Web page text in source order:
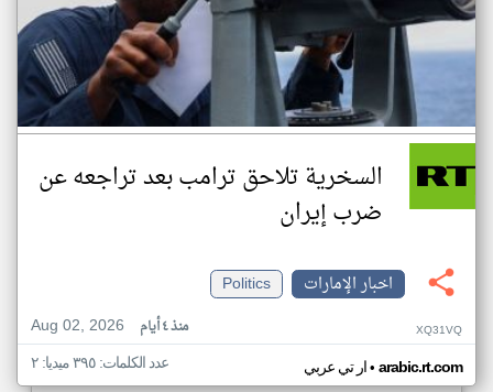
السخرية تلاحق ترامب بعد تراجعه عن
ضرب إيران
اخبار الإمارات
Politics
Aug 02, 2026
منذ ٤ أيام XQ31VQ
ار تي عربي• arabic.rt.com عدد الكلمات: ٣٩٥ ميديا: ٢